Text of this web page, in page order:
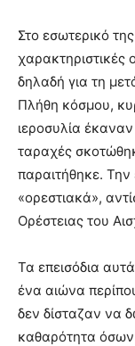
Στο εσωτερικό
χαρακτηριστικές
δηλαδή για τη
Πλήθη κόσμου,
ιεροσυλία
ταραχές
παραιτήθηκε. Την
«ορεστιακά»,
Ορέστειας του
Τα επεισόδια
ένα αιώνα
δεν δίσταζαν να
καθαρότητα όσων